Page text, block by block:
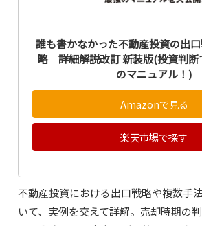
誰も書かなかった不動産投資の出
略 詳細解説改訂 新装版(投資判断
のマニュアル！)
Amazonで見る
楽天市場で探す
不動産投資における出口戦略や複数手
いて、実例を交えて詳解。売却時期の